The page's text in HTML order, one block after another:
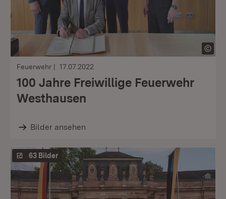
Feuerwehr 17.07.2022
100 Jahre Freiwillige Feuerwehr
Westhausen
Bilder ansehen
63 Bilder